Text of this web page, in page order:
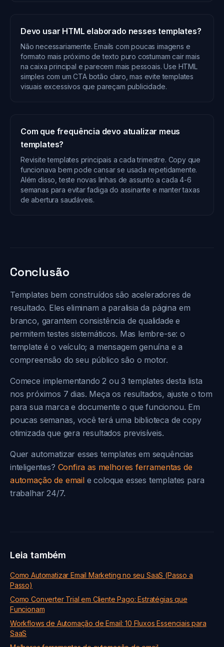
Devo usar HTML elaborado nesses templates?
Não necessariamente. Emails com poucas imagens e
formato mais próximo de texto puro costumam cair mais
na caixa principal e parecem mais pessoais. Use HTML
simples com um CTA botão claro, mas evite templates
visuais excessivos que pareçam publicidade.
Com que frequência devo atualizar meus
templates?
Revisite templates principais a cada trimestre. Copy que
funcionava bem pode cansar se usada repetidamente.
Além disso, teste novas linhas de assunto a cada 4-6
semanas para evitar fadiga do assinante e manter taxas
de abertura saudáveis.
Conclusão
Templates bem construídos são aceleradores de
resultado. Eles eliminam a paralisia da página em
branco, garantem consistência de qualidade e
permitem testes sistemáticos. Mas lembre-se: o
template é o veículo; a mensagem genuína e a
compreensão do seu público são o motor.
Comece implementando 2 ou 3 templates desta lista
nos próximos 7 dias. Meça os resultados, ajuste o tom
para sua marca e documente o que funcionou. Em
poucas semanas, você terá uma biblioteca de copy
otimizada que gera resultados previsíveis.
Quer automatizar esses templates em sequências
inteligentes? Confira as melhores ferramentas de
automação de emaile coloque esses templates para
trabalhar 24/7.
Leia também
Como Automatizar Email Marketing no seu SaaS (Passo a
Passo)
Como Converter Trial em Cliente Pago: Estratégias que
Funcionam
Workflows de Automação de Email: 10 Fluxos Essenciais para
SaaS